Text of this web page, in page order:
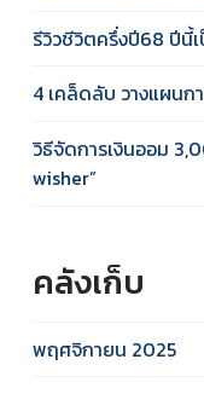
รีวิวชีวิตครึ่งปี68 ปีนี้
4 เคล็ดลับ วางแผนก
วิธีจัดการเงินออม
wisher”
คลังเก็บ
พฤศจิกายน 2025